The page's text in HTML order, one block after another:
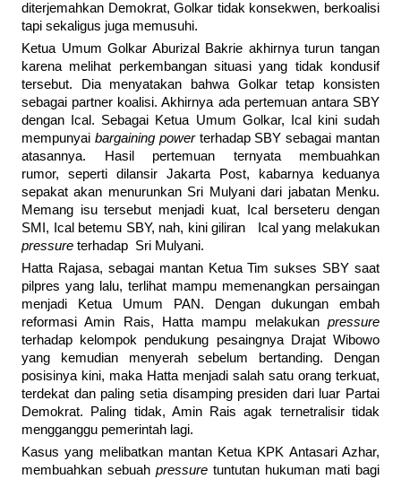
diterjemahkan Demokrat, Golkar tidak konsekwen, berkoalisi
tapi sekaligus juga memusuhi.
Ketua Umum Golkar Aburizal Bakrie akhirnya turun tangan
karena melihat perkembangan situasi yang tidak kondusif
tersebut. Dia menyatakan bahwa Golkar tetap konsisten
sebagai partner koalisi. Akhirnya ada pertemuan antara SBY
dengan Ical. Sebagai Ketua Umum Golkar, Ical kini sudah
mempunyai bargaining powerterhadap SBY sebagai mantan
atasannya. Hasil pertemuan ternyata membuahkan
rumor, seperti dilansir Jakarta Post, kabarnya keduanya
sepakat akan menurunkan Sri Mulyani dari jabatan Menku.
Memang isu tersebut menjadi kuat, Ical berseteru dengan
SMI, Ical betemu SBY, nah, kini giliran Ical yang melakukan
pressure terhadap Sri Mulyani.
Hatta Rajasa, sebagai mantan Ketua Tim sukses SBY saat
pilpres yang lalu, terlihat mampu memenangkan persaingan
menjadi Ketua Umum PAN. Dengan dukungan embah
reformasi Amin Rais, Hatta mampu melakukanpressure
terhadap kelompok pendukung pesaingnya Drajat Wibowo
yang kemudian menyerah sebelum bertanding. Dengan
posisinya kini, maka Hatta menjadi salah satu orang terkuat,
terdekat dan paling setia disamping presiden dari luar Partai
Demokrat. Paling tidak, Amin Rais agak ternetralisir tidak
mengganggu pemerintah lagi.
Kasus yang melibatkan mantan Ketua KPK Antasari Azhar,
membuahkan sebuah pressure tuntutan hukuman mati bagi